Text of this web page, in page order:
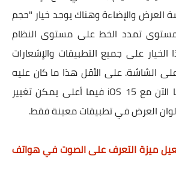
العرض والإضاءة وهناك يوجد خيار "حجم
تمدد الخط على مستوى النظام
الخيار على جميع التطبيقات والإشعارات
الشاشة. على الأقل هذا ما كان عليه
الحال في iOS 14 أما الآن مع iOS 15 فيما أعلى يمكن تغيير
العرض في تطبيقات معينة فقط.
ميزة التعرف على الصوت في هواتف